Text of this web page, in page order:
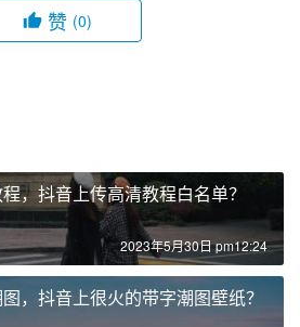
赞 (0)
，抖音上传高清教程白名单？
2023年5月30日 pm12:24
，抖音上很火的带字潮图壁纸？